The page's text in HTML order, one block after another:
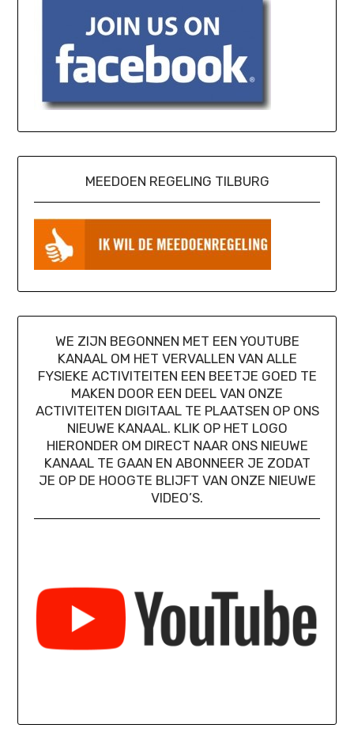
MEEDOEN REGELING TILBURG
WE ZIJN BEGONNEN MET EEN YOUTUBE
KANAAL OM HET VERVALLEN VAN ALLE
FYSIEKE ACTIVITEITEN EEN BEETJE GOED TE
MAKEN DOOR EEN DEEL VAN ONZE
ACTIVITEITEN DIGITAAL TE PLAATSEN OP ONS
NIEUWE KANAAL. KLIK OP HET LOGO
HIERONDER OM DIRECT NAAR ONS NIEUWE
KANAAL TE GAAN EN ABONNEER JE ZODAT
JE OP DE HOOGTE BLIJFT VAN ONZE NIEUWE
VIDEO’S.